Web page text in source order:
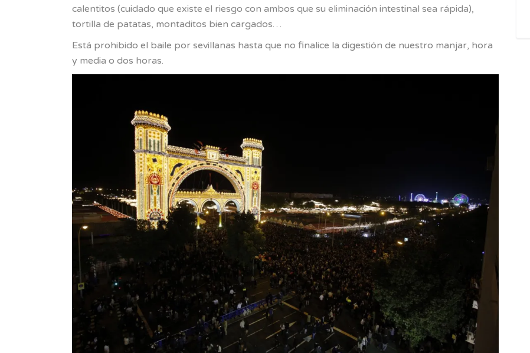
calentitos (cuidado que existe el riesgo con ambos que su eliminación intestinal sea rápida),
tortilla de patatas, montaditos bien cargados…
Está prohibido el baile por sevillanas hasta que no finalice la digestión de nuestro manjar, hora
y media o dos horas.